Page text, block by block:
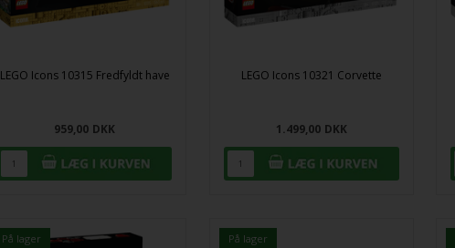
LEGO Icons 10315 Fredfyldt have
959,00 DKK
LEGO Icons 10321 Corvette
1.499,00 DKK
På lager På lager